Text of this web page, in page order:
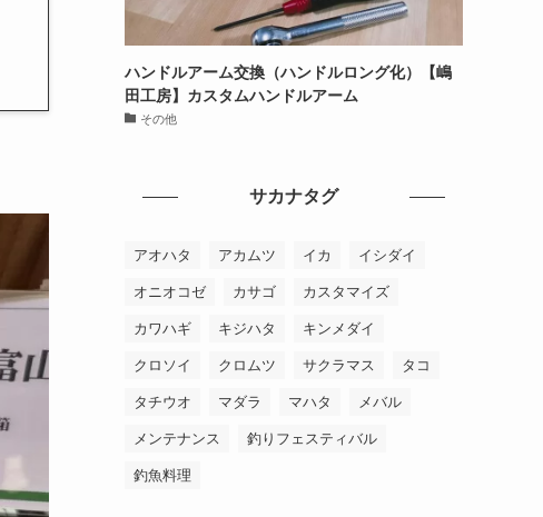
ハンドルアーム交換（ハンドルロング化）【嶋
田工房】カスタムハンドルアーム
その他
サカナタグ
アオハタ アカムツ イカ イシダイ
オニオコゼ カサゴ カスタマイズ
カワハギ キジハタ キンメダイ
クロソイ クロムツ サクラマス タコ
タチウオ マダラ マハタ メバル
メンテナンス 釣りフェスティバル
釣魚料理